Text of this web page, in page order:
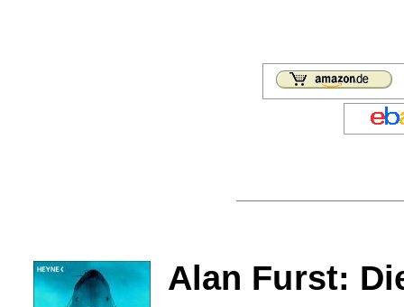
Alan Furst: